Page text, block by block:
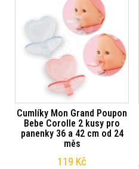
Cumlíky Mon Grand Poupon
Bebe Corolle 2 kusy pro
panenky 36 a 42 cm od 24
měs
119 Kč